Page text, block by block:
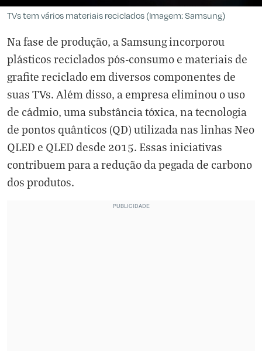
TVs tem vários materiais reciclados (Imagem: Samsung)
Na fase de produção, a Samsung incorporou
plásticos reciclados pós-consumo e materiais de
grafite reciclado em diversos componentes de
suas TVs. Além disso, a empresa eliminou o uso
de cádmio, uma substância tóxica, na tecnologia
de pontos quânticos (QD) utilizada nas linhas Neo
QLED e QLED desde 2015. Essas iniciativas
contribuem para a redução da pegada de carbono
dos produtos.